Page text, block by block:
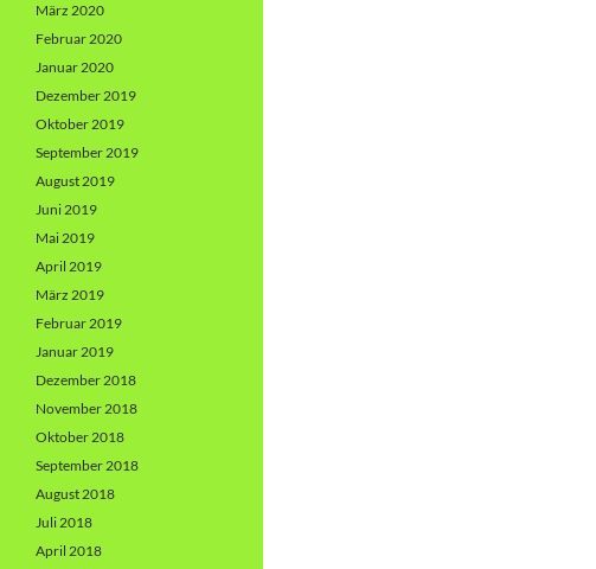
März 2020
Februar 2020
Januar 2020
Dezember 2019
Oktober 2019
September 2019
August 2019
Juni 2019
Mai 2019
April 2019
März 2019
Februar 2019
Januar 2019
Dezember 2018
November 2018
Oktober 2018
September 2018
August 2018
Juli 2018
April 2018